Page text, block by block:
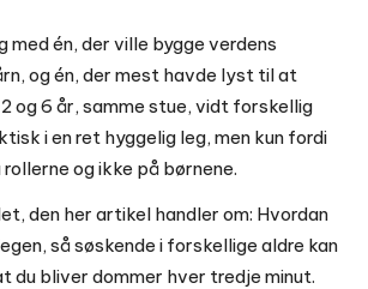
med én, der ville bygge verdens
og én, der mest havde lyst til at
og 6 år, samme stue, vidt forskellig
i en ret hyggelig leg, men kun fordi
og ikke på børnene.
den her artikel handler om: Hvordan
så søskende i forskellige aldre kan
du bliver dommer hver tredje minut.